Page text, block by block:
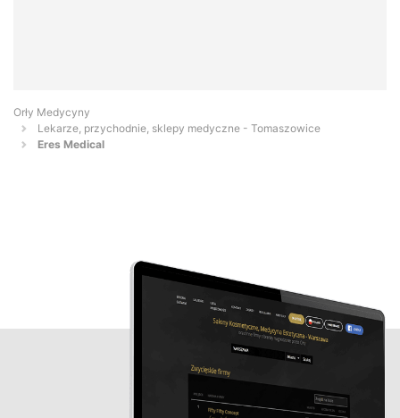
Orły Medycyny
Lekarze, przychodnie, sklepy medyczne - Tomaszowice
Eres Medical